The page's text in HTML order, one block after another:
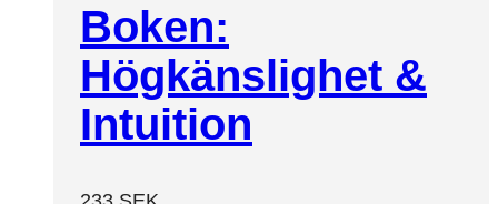
Boken:
Högkänslighet &
Intuition